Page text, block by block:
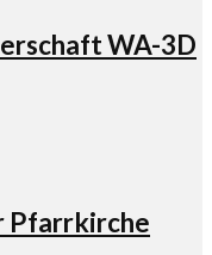
WA-3D
Pfarrkirche